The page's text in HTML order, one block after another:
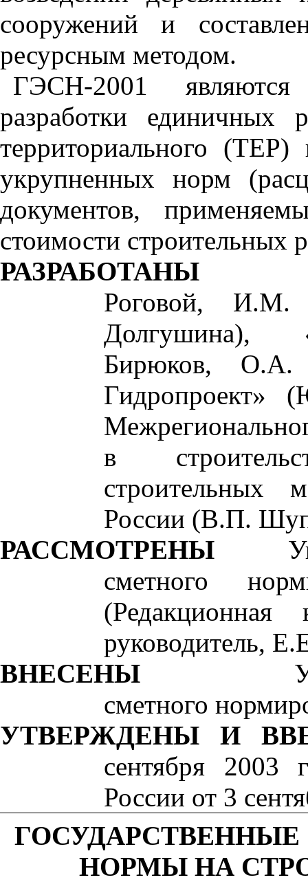
сооружений и
ресурсным методом.
ГЭСН-2001
разработки единичных
территориального
укрупненных норм
документов,
стоимости строительных
РАЗРАБОТАНЫ
Роговой,
Долгушина),
Бирюков, О.А.
Гидропроект»
в
строительных
России (В.П.
РАССМОТРЕНЫ
сметного
руководитель,
ВНЕСЕНЫ
сметного
УТВЕРЖДЕНЫ И
сентября 2003
России от 3
НОРМЫ НА